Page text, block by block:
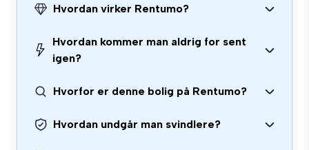
Hvordan virker Rentumo?
Hvordan kommer man aldrig for sent
igen?
Hvorfor er denne bolig på Rentumo?
Hvordan undgår man svindlere?